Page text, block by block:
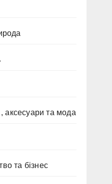
, аксесуари та мода
та бізнес